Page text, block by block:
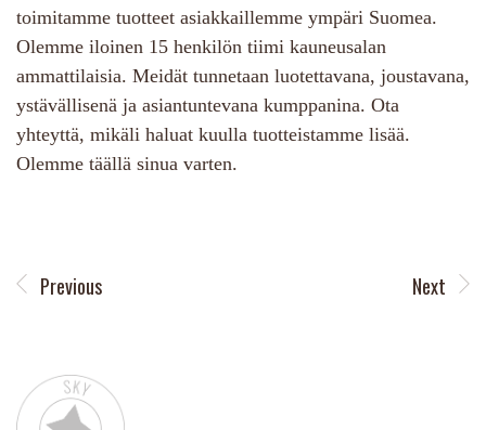
toimitamme tuotteet asiakkaillemme ympäri Suomea.
Olemme iloinen 15 henkilön tiimi kauneusalan
ammattilaisia. Meidät tunnetaan luotettavana, joustavana,
ystävällisenä ja asiantuntevana kumppanina. Ota
yhteyttä, mikäli haluat kuulla tuotteistamme lisää.
Olemme täällä sinua varten.
Previous Next